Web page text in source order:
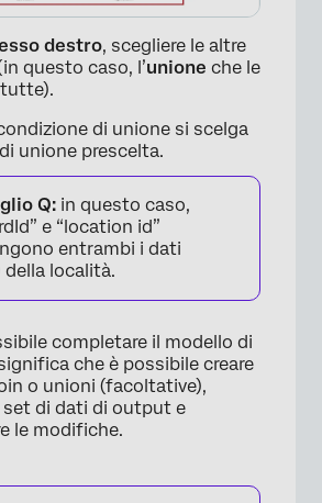
destro, scegliere le altre
questo caso, l’unione che le
di unione si scelga
unione prescelta.
Q: in questo caso,
e “location id”
entrambi i dati
della località.
completare il modello di
che è possibile creare
o unioni (facoltative),
set di dati di output e
le modifiche.